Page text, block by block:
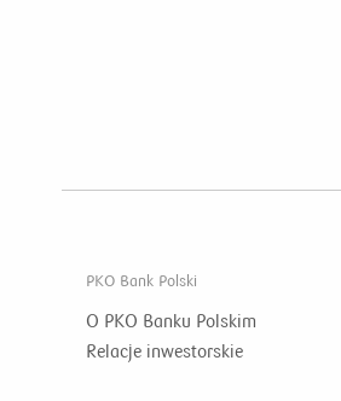
PKO Bank Polski
O PKO Banku Polskim
Relacje inwestorskie